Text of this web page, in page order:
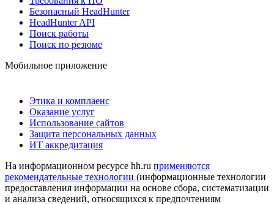
Безопасный HeadHunter
HeadHunter API
Поиск работы
Поиск по резюме
Мобильное приложение
Этика и комплаенс
Оказание услуг
Использование сайтов
Защита персональных данных
ИТ аккредитация
На информационном ресурсе hh.ru применяются
рекомендательные технологии (информационные технологии
предоставления информации на основе сбора, систематизации
и анализа сведений, относящихся к предпочтениям